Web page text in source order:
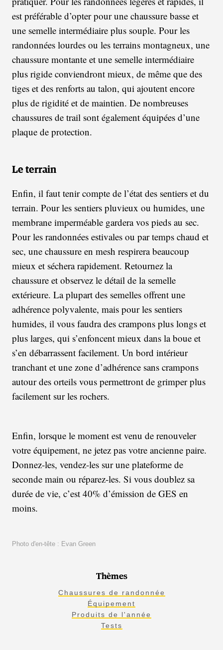
est préférable d’opter pour une chaussure basse et
une semelle intermédiaire plus souple. Pour les
randonnées lourdes ou les terrains montagneux, une
chaussure montante et une semelle intermédiaire
plus rigide conviendront mieux, de même que des
tiges et des renforts au talon, qui ajoutent encore
plus de rigidité et de maintien. De nombreuses
chaussures de trail sont également équipées d’une
plaque de protection.
Le terrain
Enfin, il faut tenir compte de l’état des sentiers et du
terrain. Pour les sentiers pluvieux ou humides, une
membrane imperméable gardera vos pieds au sec.
Pour les randonnées estivales ou par temps chaud et
sec, une chaussure en mesh respirera beaucoup
mieux et séchera rapidement. Retournez la
chaussure et observez le détail de la semelle
extérieure. La plupart des semelles offrent une
adhérence polyvalente, mais pour les sentiers
humides, il vous faudra des crampons plus longs et
plus larges, qui s’enfoncent mieux dans la boue et
s’en débarrassent facilement. Un bord intérieur
tranchant et une zone d’adhérence sans crampons
autour des orteils vous permettront de grimper plus
facilement sur les rochers.
Enfin, lorsque le moment est venu de renouveler
votre équipement, ne jetez pas votre ancienne paire.
Donnez-les, vendez-les sur une plateforme de
seconde main ou réparez-les. Si vous doublez sa
durée de vie, c’est 40% d’émission de GES en
moins.
Photo d'en-tête : Evan Green
Thèmes
Chaussures de randonnée
Équipement
Produits de l'année
Tests